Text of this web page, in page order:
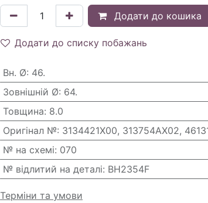
Додати до кошика
Додати до списку побажань
Вн. Ø: 46.
Зовнішній Ø: 64.
Товщина: 8.0
Оригінал №: 3134421X00, 313754AX02,
№ на схемі: 070
№ відлитий на деталі: BH2354F
Терміни та умови